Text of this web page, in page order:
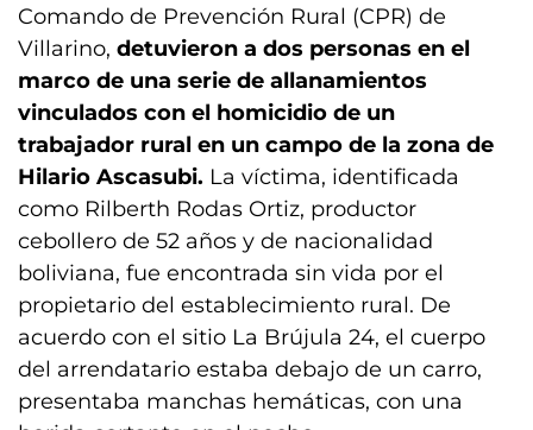
Comando de Prevención Rural (CPR) de
Villarino, detuvieron a dos personas en el
marco de una serie de allanamientos
vinculados con el homicidio de un
trabajador rural en un campo de la zona de
Hilario Ascasubi. La víctima, identificada
como Rilberth Rodas Ortiz, productor
cebollero de 52 años y de nacionalidad
boliviana, fue encontrada sin vida por el
propietario del establecimiento rural. De
acuerdo con el sitio La Brújula 24, el cuerpo
del arrendatario estaba debajo de un carro,
presentaba manchas hemáticas, con una